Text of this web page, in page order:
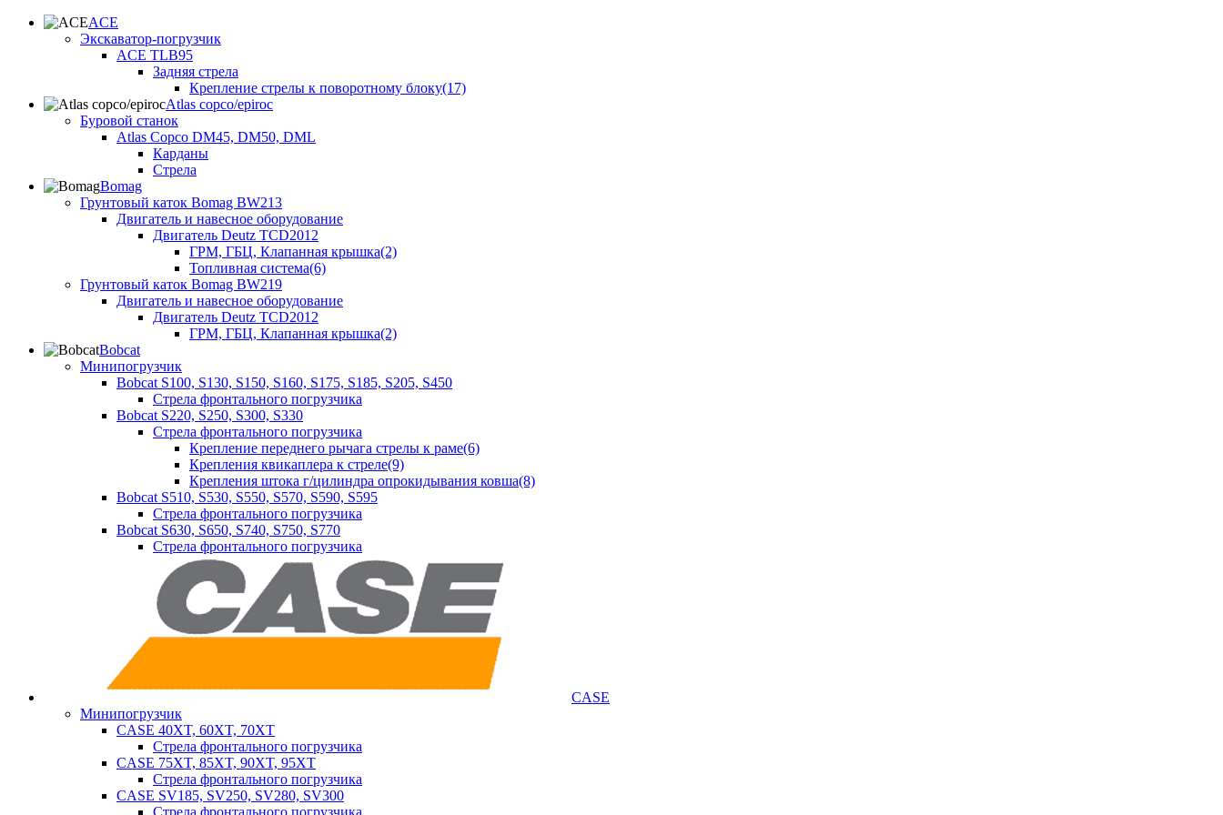
ACE
Экскаватор-погрузчик
ACE TLB95
Задняя стрела
Крепление стрелы к поворотному блоку(17)
Atlas copco/epiroc
Буровой станок
Atlas Copco DM45, DM50, DML
Карданы
Стрела
Bomag
Грунтовый каток Bomag BW213
Двигатель и навесное оборудование
Двигатель Deutz TCD2012
ГРМ, ГБЦ, Клапанная крышка(2)
Топливная система(6)
Грунтовый каток Bomag BW219
Двигатель и навесное оборудование
Двигатель Deutz TCD2012
ГРМ, ГБЦ, Клапанная крышка(2)
Bobcat
Минипогрузчик
Bobcat S100, S130, S150, S160, S175, S185, S205, S450
Стрела фронтального погрузчика
Bobcat S220, S250, S300, S330
Стрела фронтального погрузчика
Крепление переднего рычага стрелы к раме(6)
Крепления квикаплера к стреле(9)
Крепления штока г/цилиндра опрокидывания ковша(8)
Bobcat S510, S530, S550, S570, S590, S595
Стрела фронтального погрузчика
Bobcat S630, S650, S740, S750, S770
Стрела фронтального погрузчика
CASE
Минипогрузчик
CASE 40XT, 60XT, 70XT
Стрела фронтального погрузчика
CASE 75XT, 85XT, 90XT, 95XT
Стрела фронтального погрузчика
CASE SV185, SV250, SV280, SV300
Стрела фронтального погрузчика